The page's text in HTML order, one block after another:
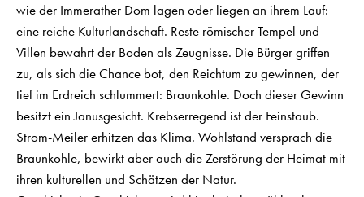
wie der Immerather Dom lagen oder liegen an ihrem Lauf:
eine reiche Kulturlandschaft. Reste römischer Tempel und
Villen bewahrt der Boden als Zeugnisse. Die Bürger griffen
zu, als sich die Chance bot, den Reichtum zu gewinnen, der
tief im Erdreich schlummert: Braunkohle. Doch dieser Gewinn
besitzt ein Janusgesicht. Krebs­erregend ist der Feinstaub.
Strom-Meiler erhitzen das Klima. Wohlstand versprach die
Braunkohle, bewirkt aber auch die Zerstörung der Heimat mit
ihren kulturellen und Schätzen der Natur.